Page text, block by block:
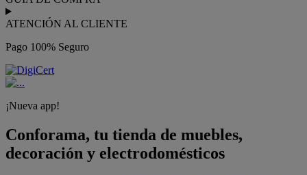
ATENCIÓN AL CLIENTE
Pago 100% Seguro
¡Nueva app!
Conforama, tu tienda de muebles,
decoración y electrodomésticos